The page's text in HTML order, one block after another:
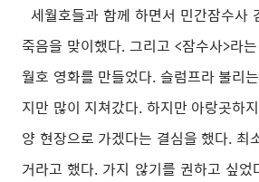
세월호들과 함께 하면서 민간잠수사
죽음을 맞이했다. 그리고 <잠수사>라
월호 영화를 만들었다. 슬럼프라 불리
지만 많이 지쳐갔다. 하지만 아랑곳하
양 현장으로 가겠다는 결심을 했다. 최
거라고 했다. 가지 않기를 권하고 싶